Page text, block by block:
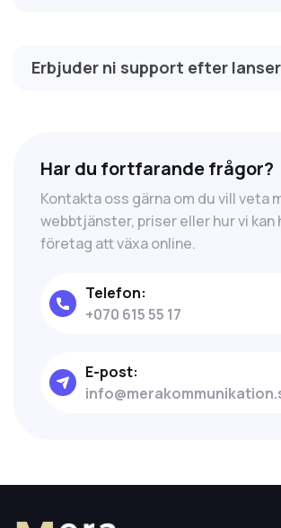
Erbjuder ni support efter
Har du fortfarande frågor?
Kontakta oss gärna om du vill veta
webbtjänster, priser eller hur vi kan
företag att växa online.
Telefon:
+070 615 55 17
E-post: